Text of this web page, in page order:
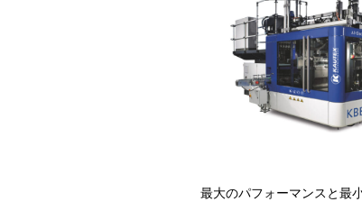
最大のパフォーマンスと最